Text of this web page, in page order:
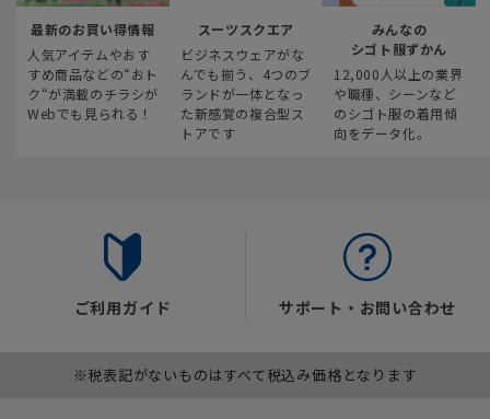
最新のお買い得情報
人気アイテムやおす
すめ商品などの“おト
ク“が満載のチラシが
Webでも見られる！
スーツスクエア
ビジネスウェアがな
んでも揃う、4つのブ
ランドが一体となっ
た新感覚の複合型ス
トアです
みんなの
シゴト服ずかん
12,000人以上の業界
や職種、シーンなど
のシゴト服の着用傾
向をデータ化。
ご利用ガイド サポート・お問い合わせ
※税表記がないものはすべて税込み価格となります